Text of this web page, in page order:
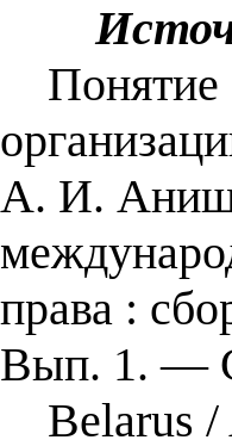
Понятие
А. И.
права :
Вып. 1. —
Belarus /